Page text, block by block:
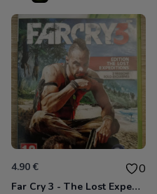
4.90 € 0
Far Cry 3 - The Lost Expeditions - Edition Spéciale Xbox 360